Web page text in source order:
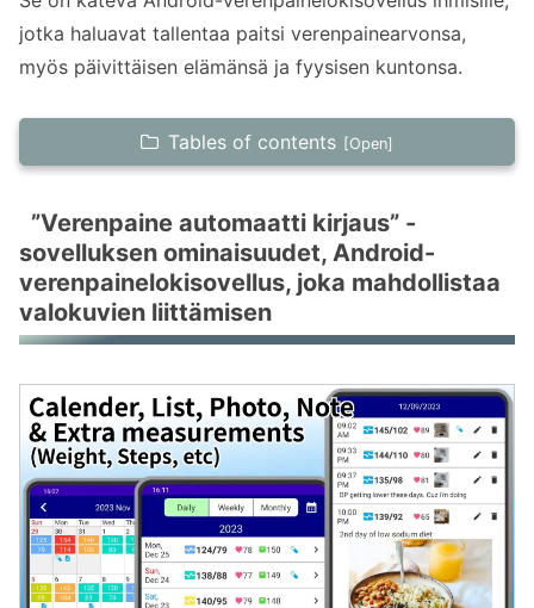
jotka haluavat tallentaa paitsi verenpainearvonsa,
myös päivittäisen elämänsä ja fyysisen kuntonsa.
Tables of contents
ominaisuudet, Android-
verenpainelokisovellus, joka mahdollistaa
valokuvien liittämisen
Liitä ateriavalokuvia verenpainetietoihisi
osana tietuettasi
Liitä valokuvia aiempiin verenpainetietoihin
Kysymyksiä ja vastauksia
verenpainelokisovelluksista valokuvien
kanssa
K. Voinko käyttää valokuvien
”Verenpaine automaatti kirjaus” -
sovelluksen ominaisuudet, Android-
verenpainelokisovellus, joka mahdollistaa
valokuvien liittämisen